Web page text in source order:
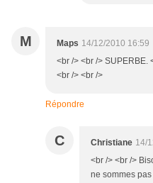
M Maps 14/12/2010 16:59
<br /> <br /> SUPERBE.
<br /> <br />
Répondre
C Christiane 14/
<br /> <br />
ne sommes